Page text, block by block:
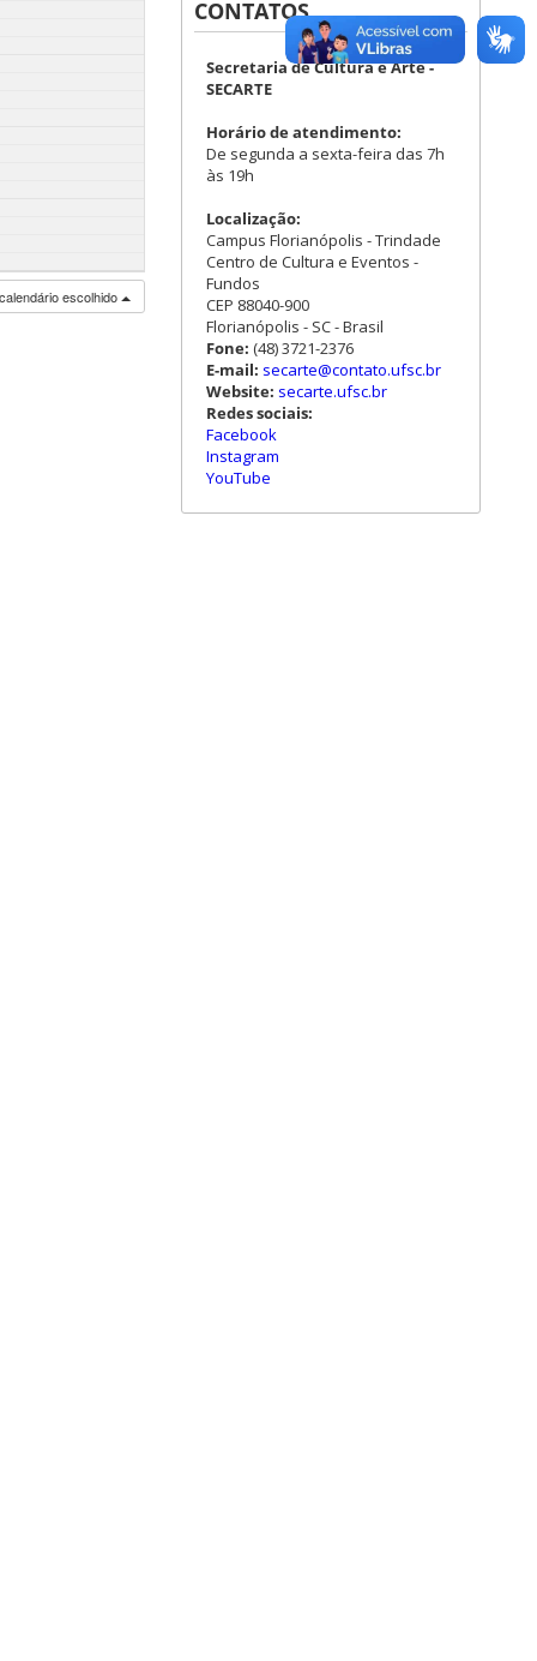
escolhido
CONTATOS
Secretaria de Cultura e Arte -
SECARTE
Horário de atendimento:
De segunda a sexta-feira das 7h
às 19h
Localização:
Campus Florianópolis - Trindade
Centro de Cultura e Eventos -
Fundos
CEP 88040-900
Florianópolis - SC - Brasil
Fone: (48) 3721-2376
E-mail: secarte@contato.ufsc.br
Website: secarte.ufsc.br
Redes sociais:
Facebook
Instagram
YouTube